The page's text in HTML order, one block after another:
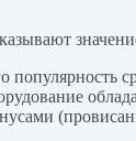
популярность